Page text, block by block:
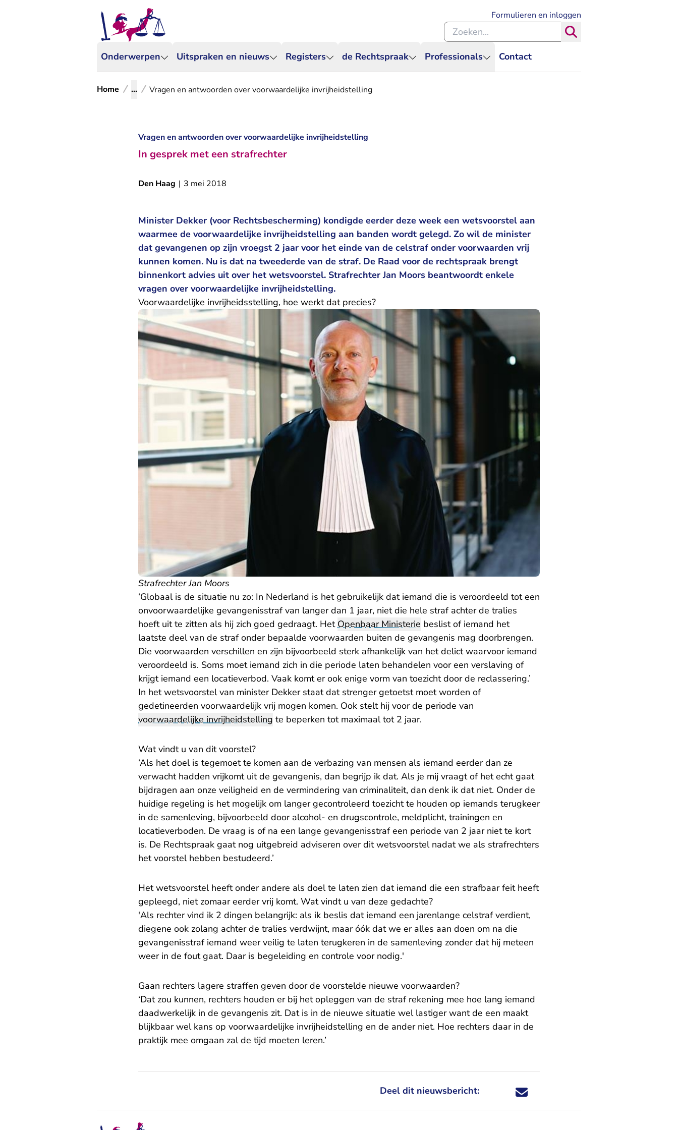
Onderwerpen Uitspraken en nieuws Registers de Rechtspraak Professionals Contact
Formulieren en inloggen
Zoeken binnen de Rechtspraak
Home ... Vragen en antwoorden over voorwaardelijke invrijheidstelling
Vragen en antwoorden over voorwaardelijke invrijheidstelling
In gesprek met een strafrechter
Den Haag | 3 mei 2018
Minister Dekker (voor Rechtsbescherming) kondigde eerder deze week een wetsvoorstel aan
waarmee de voorwaardelijke invrijheidstelling aan banden wordt gelegd. Zo wil de minister
dat gevangenen op zijn vroegst 2 jaar voor het einde van de celstraf onder voorwaarden vrij
kunnen komen. Nu is dat na tweederde van de straf. De Raad voor de rechtspraak brengt
binnenkort advies uit over het wetsvoorstel. Strafrechter Jan Moors beantwoordt enkele
vragen over voorwaardelijke invrijheidstelling.
Voorwaardelijke invrijheidsstelling, hoe werkt dat precies?
Strafrechter Jan Moors
‘Globaal is de situatie nu zo: In Nederland is het gebruikelijk dat iemand die is veroordeeld tot een
onvoorwaardelijke gevangenisstraf van langer dan 1 jaar, niet die hele straf achter de tralies
hoeft uit te zitten als hij zich goed gedraagt. HetOpenbaar Ministerie beslist of iemand het
laatste deel van de straf onder bepaalde voorwaarden buiten de gevangenis mag doorbrengen.
Die voorwaarden verschillen en zijn bijvoorbeeld sterk afhankelijk van het delict waarvoor iemand
veroordeeld is. Soms moet iemand zich in die periode laten behandelen voor een verslaving of
krijgt iemand een locatieverbod. Vaak komt er ook enige vorm van toezicht door de reclassering.’
In het wetsvoorstel van minister Dekker staat dat strenger getoetst moet worden of
gedetineerden voorwaardelijk vrij mogen komen. Ook stelt hij voor de periode van
voorwaardelijke invrijheidstelling te beperken tot maximaal tot 2 jaar.
Wat vindt u van dit voorstel?
‘Als het doel is tegemoet te komen aan de verbazing van mensen als iemand eerder dan ze
verwacht hadden vrijkomt uit de gevangenis, dan begrijp ik dat. Als je mij vraagt of het echt gaat
bijdragen aan onze veiligheid en de vermindering van criminaliteit, dan denk ik dat niet. Onder de
huidige regeling is het mogelijk om langer gecontroleerd toezicht te houden op iemands terugkeer
in de samenleving, bijvoorbeeld door alcohol- en drugscontrole, meldplicht, trainingen en
locatieverboden. De vraag is of na een lange gevangenisstraf een periode van 2 jaar niet te kort
is. De Rechtspraak gaat nog uitgebreid adviseren over dit wetsvoorstel nadat we als strafrechters
het voorstel hebben bestudeerd.’
Het wetsvoorstel heeft onder andere als doel te laten zien dat iemand die een strafbaar feit heeft
gepleegd, niet zomaar eerder vrij komt. Wat vindt u van deze gedachte?
'Als rechter vind ik 2 dingen belangrijk: als ik beslis dat iemand een jarenlange celstraf verdient,
diegene ook zolang achter de tralies verdwijnt, maar óók dat we er alles aan doen om na die
gevangenisstraf iemand weer veilig te laten terugkeren in de samenleving zonder dat hij meteen
weer in de fout gaat. Daar is begeleiding en controle voor nodig.'
Gaan rechters lagere straffen geven door de voorstelde nieuwe voorwaarden?
‘Dat zou kunnen, rechters houden er bij het opleggen van de straf rekening mee hoe lang iemand
daadwerkelijk in de gevangenis zit. Dat is in de nieuwe situatie wel lastiger want de een maakt
blijkbaar wel kans op voorwaardelijke invrijheidstelling en de ander niet. Hoe rechters daar in de
praktijk mee omgaan zal de tijd moeten leren.’
Deel dit nieuwsbericht: Deel dit nieuwsbericht via X - U verlaat
Deel dit nieuwsbericht via Facebook - U
Deel dit nieuwsbericht via e-mail
Deel dit nieuwsbericht via LinkedIn - U